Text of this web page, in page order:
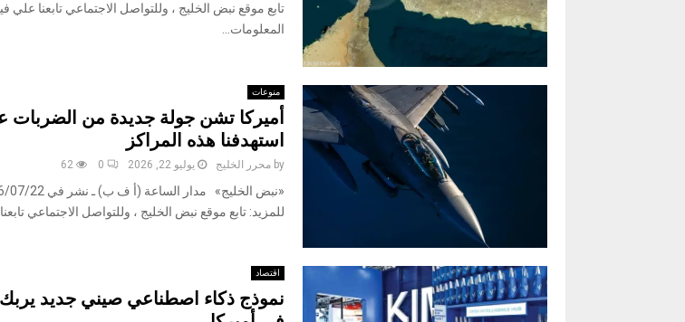
تابع موقع نبض الخليج ، وللتواصل الاجتماعي تابعنا علي
المعلومات...
منوعات
أميركا تشن جولة جديدة من الضربات
استهدفنا هذه المراكز
by محرر الخليج يوليو 22, 2026 0
62
للمزيد: تابع موقع نبض الخليج ، وللتواصل الاجتماعي
اقتصاد
نموذج ذكاء اصطناعي صيني جديد